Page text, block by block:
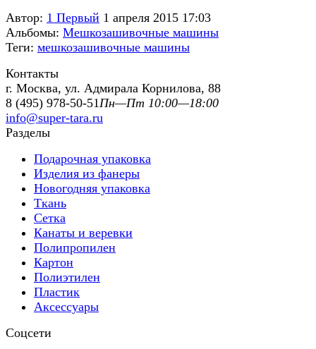
Автор: 1 Первый 1 апреля 2015 17:03
Альбомы: Мешкозашивочные машины
Теги: мешкозашивочные машины
Контакты
г. Москва, ул. Адмирала Корнилова, 88
8 (495) 978-50-51Пн—Пт 10:00—18:00
info@super-tara.ru
Разделы
Подарочная упаковка
Изделия из фанеры
Новогодняя упаковка
Ткань
Сетка
Канаты и веревки
Полипропилен
Картон
Полиэтилен
Пластик
Аксессуары
Соцсети